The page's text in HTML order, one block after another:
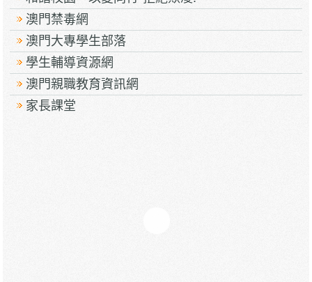
澳門禁毒網
澳門大專學生部落
學生輔導資源網
澳門親職教育資訊網
家長課堂